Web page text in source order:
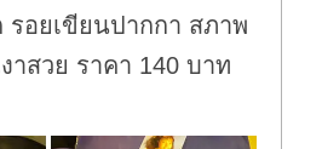
รอยเขียนปากกา สภาพ
าสวย ราคา 140 บาท